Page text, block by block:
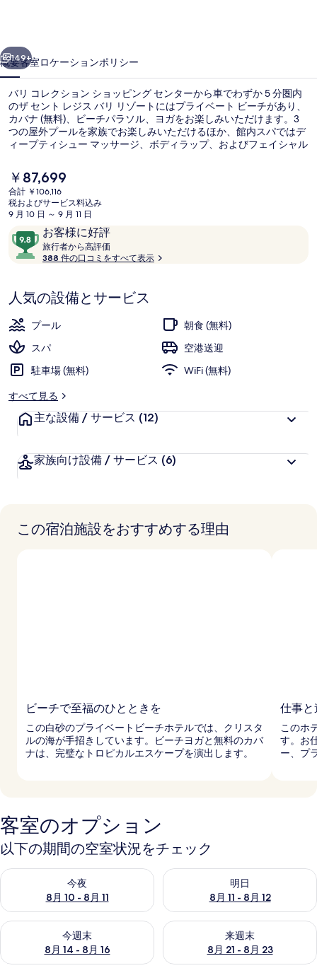
バ
リ
リ
ゾ
ー
ト
の
写
真
ギ
ラ
リ
ー
次へ
149+
概要客室ロケーションポリシー
バリ コレクション ショッピング センターから車でわずか 5 分圏内
のザ セント レジス バリ リゾートにはプライベート ビーチがあり、
カバナ (無料)、ビーチパラソル、ヨガをお楽しみいただけます。3
つの屋外プールを家族でお楽しみいただけるほか、館内スパではデ
ィープティシュー マッサージ、ボディラップ、およびフェイシャル
ンがあり、2 か所のバー / ラウンジでは冷たいお飲み物をお楽しみ
いただけます。この高級ホテルにはビーチバー、24 時間営業のフ
ィットネスセンター、およびフィットネスセンターも備わっていま
す。旅行者は親切なスタッフを評価しています。
現
在
の
料
は
￥87,699
￥87,699
合計 ￥106,116
税およびサービス料込み
9 月 10 日 ～ 9 月 11 日
口
コ
ミ
お客様に好評
10
段
階
9.8、
お
客
様
に
好
件
の
ミ
旅行者から高評価
行
ら
388 件の口コミをすべて表示
人気の設備とサービス
プール
朝食 (無料)
スパ
空港送迎
駐車場 (無料)
WiFi (無料)
すべて見る
主な設備 / サービス (12)
家族向け設備 / サービス (6)
この宿泊施設をおすすめする理由
ビーチで至福のひとときを
この白砂のプライベートビーチホテルでは、クリスタ
ルの海が手招きしています。ビーチヨガと無料のカバ
ナは、完璧なトロピカルエスケープを演出します。
仕事と
このホ
す。お
ー、プ
客室のオプション
以下の期間の空室状況をチェック
今夜
8月 10 - 8月 11
今夜 8月 10 - 8月 11 の空室状況をチェック
明日
8月 11 - 8月 12
明日 8月 11 - 8月 12 の空室状
今週末
8月 14 - 8月 16
今週末 8月 14 - 8月 16 の空室状況をチェック
来週末
8月 21 - 8月 23
来週末 8月 21 - 8月 23 の空室